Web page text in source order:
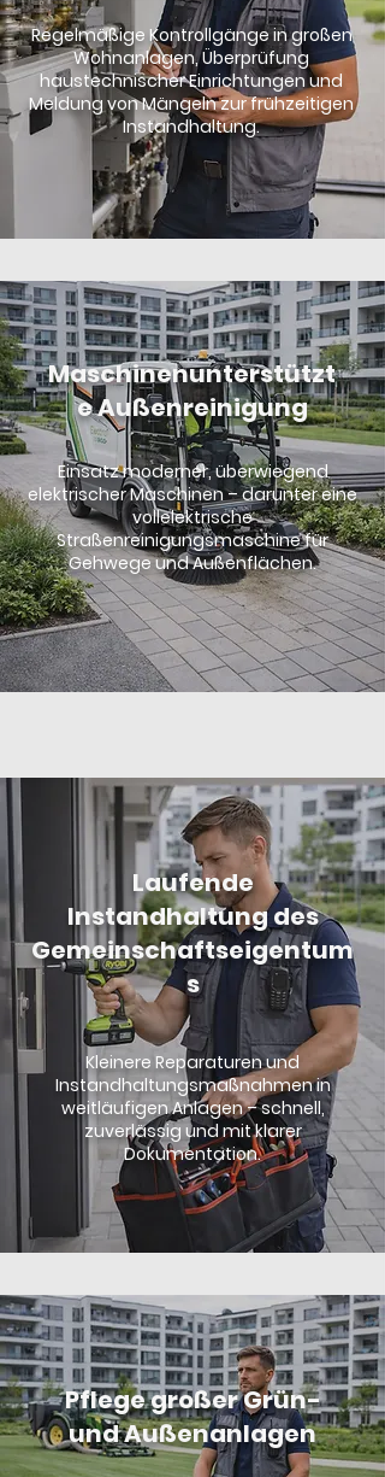
Regelmäßige Kontrollgänge in großen
Wohnanlagen, Überprüfung
haustechnischer Einrichtungen und
Meldung von Mängeln zur frühzeitigen
Instandhaltung.
Maschinenunterstützt
e Außenreinigung
Einsatz moderner, überwiegend
elektrischer Maschinen – darunter eine
vollelektrische
Straßenreinigungsmaschine für
Gehwege und Außenflächen.
Laufende
Instandhaltung des
Gemeinschaftseigentum
s
Kleinere Reparaturen und
Instandhaltungsmaßnahmen in
weitläufigen Anlagen – schnell,
zuverlässig und mit klarer
Dokumentation.
Pflege großer Grün-
und Außenanlagen